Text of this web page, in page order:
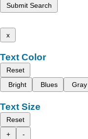
Submit Search
x
Text Color
Reset
Bright
Blues Gray
Text Size
Reset
+
-